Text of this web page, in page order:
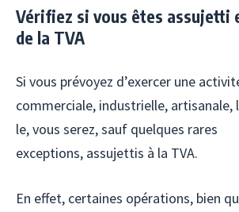
Vérifiez si vous êtes assujetti
de la TVA
Si vous prévoyez d’exercer une
commerciale, industrielle, artisanale,
le, vous serez, sauf quelques rares
exceptions, assujettis à la TVA.
En effet, certaines opérations, bien